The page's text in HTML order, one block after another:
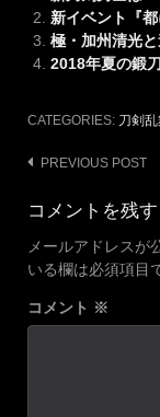
新イベント『
極・加州清光
2018年夏の鍛
CATEGORIES: 刀剣
Post
navigation
PREVIOUS POST
コメントを残す
メールアドレスが
いる欄は必須項目
コメント ※